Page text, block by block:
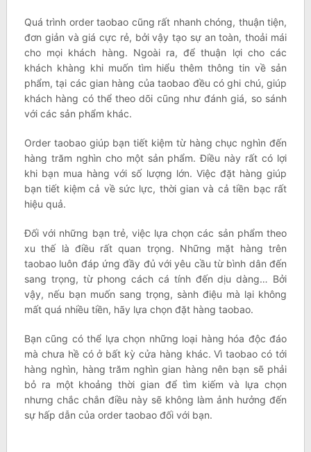
Quá trình order taobao cũng rất nhanh chóng, thuận tiện,
đơn giản và giá cực rẻ, bởi vậy tạo sự an toàn, thoải mái
cho mọi khách hàng. Ngoài ra, để thuận lợi cho các
khách khàng khi muốn tìm hiểu thêm thông tin về sản
phẩm, tại các gian hàng của taobao đều có ghi chú, giúp
khách hàng có thể theo dõi cũng như đánh giá, so sánh
với các sản phẩm khác.
Order taobao giúp bạn tiết kiệm từ hàng chục nghìn đến
hàng trăm nghìn cho một sản phẩm. Điều này rất có lợi
khi bạn mua hàng với số lượng lớn. Việc đặt hàng giúp
bạn tiết kiệm cả về sức lực, thời gian và cả tiền bạc rất
hiệu quả.
Đối với những bạn trẻ, việc lựa chọn các sản phẩm theo
xu thế là điều rất quan trọng. Những mặt hàng trên
taobao luôn đáp ứng đầy đủ với yêu cầu từ bình dân đến
sang trọng, từ phong cách cá tính đến dịu dàng… Bởi
vậy, nếu bạn muốn sang trọng, sành điệu mà lại không
mất quá nhiều tiền, hãy lựa chọn đặt hàng taobao.
Bạn cũng có thể lựa chọn những loại hàng hóa độc đáo
mà chưa hề có ở bất kỳ cửa hàng khác. Vì taobao có tới
hàng nghìn, hàng trăm nghìn gian hàng nên bạn sẽ phải
bỏ ra một khoảng thời gian để tìm kiếm và lựa chọn
nhưng chắc chắn điều này sẽ không làm ảnh hưởng đến
sự hấp dẫn của order taobao đối với bạn.